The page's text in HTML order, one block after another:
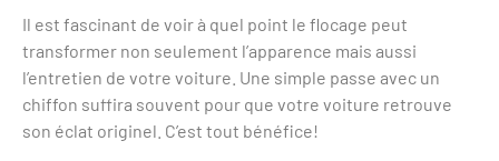
Il est fascinant de voir à quel point le flocage peut
transformer non seulement l’apparence mais aussi
l’entretien de votre voiture. Une simple passe avec un
chiffon suffira souvent pour que votre voiture retrouve
son éclat originel. C’est tout bénéfice!